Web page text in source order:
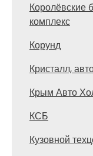
Королёвские
комплекс
Корунд
Кристалл,
Крым Авто
КСБ
Кузовной